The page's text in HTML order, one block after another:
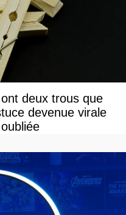
deux trous que
devenue virale